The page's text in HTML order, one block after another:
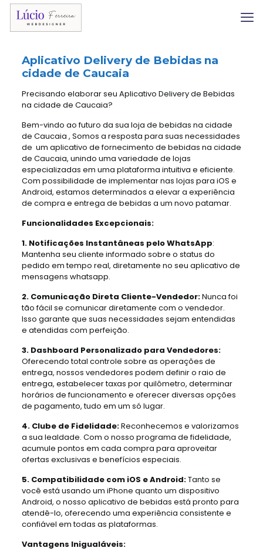
Aplicativo Deliveryde Bebidas na
cidade de Caucaia
Precisando elaborar seu Aplicativo Delivery de Bebidas
na cidade de Caucaia?
Bem-vindo ao futuro da sua loja de bebidas na cidade
de Caucaia , Somos a resposta para suas necessidades
de um aplicativo de fornecimento de bebidas na cidade
de Caucaia, unindo uma variedade de lojas
especializadas em uma plataforma intuitiva e eficiente.
Com possibilidade de implementar nas lojas para iOS e
Android, estamos determinados a elevar a experiência
de compra e entrega de bebidas a um novo patamar.
Funcionalidades Excepcionais:
1. Notificações Instantâneas pelo WhatsApp:
Mantenha seu cliente informado sobre o status do
pedido em tempo real, diretamente no seu aplicativo de
mensagens whatsapp.
2. Comunicação Direta Cliente-Vendedor:Nunca foi
tão fácil se comunicar diretamente com o vendedor.
Isso garante que suas necessidades sejam entendidas
e atendidas com perfeição.
3. Dashboard Personalizado para Vendedores:
Oferecendo total controle sobre as operações de
entrega, nossos vendedores podem definir o raio de
entrega, estabelecer taxas por quilômetro, determinar
horários de funcionamento e oferecer diversas opções
de pagamento, tudo em um só lugar.
4. Clube de Fidelidade:Reconhecemos e valorizamos
a sua lealdade. Com o nosso programa de fidelidade,
acumule pontos em cada compra para aproveitar
ofertas exclusivas e benefícios especiais.
5. Compatibilidade com iOS e Android:Tanto se
você está usando um iPhone quanto um dispositivo
Android, o nosso aplicativo de bebidas está pronto para
atendê-lo, oferecendo uma experiência consistente e
confiável em todas as plataformas.
Vantagens Inigualáveis: